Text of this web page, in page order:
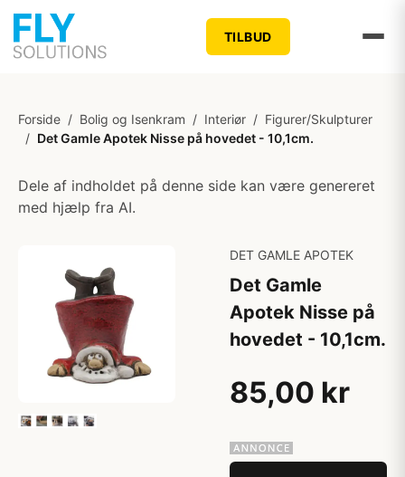
TILBUD
Forside / Bolig og Isenkram / Interiør / Figurer/Skulpturer
/ Det Gamle Apotek Nisse på hovedet - 10,1cm.
Dele af indholdet på denne side kan være genereret
med hjælp fra AI.
DET GAMLE APOTEK
Det Gamle
Apotek Nisse på
hovedet - 10,1cm.
85,00 kr